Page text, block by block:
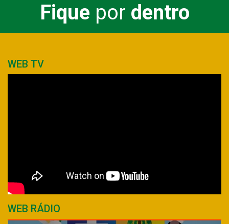
Fique por dentro
WEB TV
WEB RÁDIO